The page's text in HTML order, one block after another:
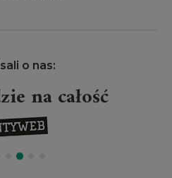
o nas:
na całość